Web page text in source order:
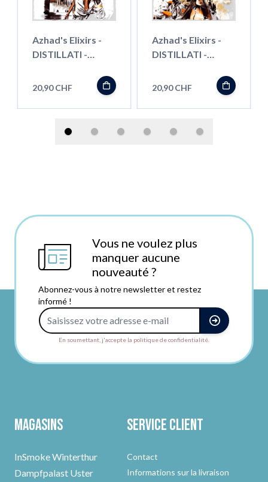
Azhad's Elixirs -
DISTILLATI -
Longfill"
20,90 CHF
Azhad's Elixirs -
DISTILLATI -
Longfill"
20,90 CHF
Vous ne voulez plus
manquer aucune
nouveauté ?
Abonnez-vous à notre newsletter et restez
informé !
En soumettant, j'accepte la politique de confidentialité.
Magasins
InSmoke Winterthur
Dampfpalast Uster
Service client
Contact
Informations sur la livraison